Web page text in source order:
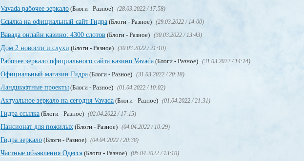
Vavada рабочее зеркало (Блоги - Разное) (28.03.2022 / 17:58)
Ссылка на официальный сайт Гидра (Блоги - Разное) (29.03.2022 / 14:00)
Вавада онлайн казино: 4300 слотов (Блоги - Разное) (30.03.2022 / 13:43)
Дом 2 новости и слухи (Блоги - Разное) (30.03.2022 / 21:10)
Рабочее зеркало официального сайта казино Vavada (Блоги - Разное) (31.03.2022 / 14:14)
Официальный магазин Гидра (Блоги - Разное) (31.03.2022 / 20:18)
Ландшафтные проекты (Блоги - Разное) (01.04.2022 / 10:02)
Актуальное зеркало на сегодня Vavada (Блоги - Разное) (01.04.2022 / 21:31)
Гидра ссылка (Блоги - Разное) (02.04.2022 / 17:15)
Пансионат для пожилых (Блоги - Разное) (04.04.2022 / 10:29)
Гидра зеркало (Блоги - Разное) (04.04.2022 / 20:38)
Частные объявления Одесса (Блоги - Разное) (05.04.2022 / 13:10)